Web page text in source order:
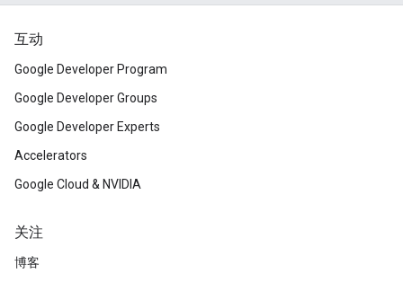
互动
Google Developer Program
Google Developer Groups
Google Developer Experts
Accelerators
Google Cloud & NVIDIA
关注
博客